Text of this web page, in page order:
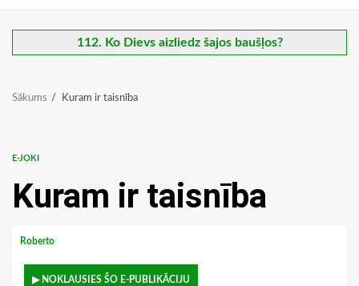
112. Ko Dievs aizliedz šajos baušļos?
Sākums Kuram ir taisnība
E-JOKI
Kuram ir taisnība
Roberto
▶ NOKLAUSIES ŠO E-PUBLIKĀCIJU